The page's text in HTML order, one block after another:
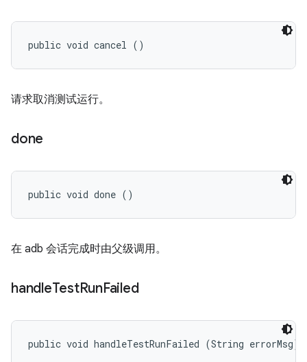
public void cancel ()
请求取消测试运行。
done
public void done ()
在 adb 会话完成时由父级调用。
handleTestRunFailed
public void handleTestRunFailed (String errorMsg)